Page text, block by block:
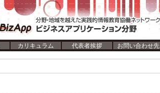
カリキュラム 代表者挨拶 お問い合わせ先